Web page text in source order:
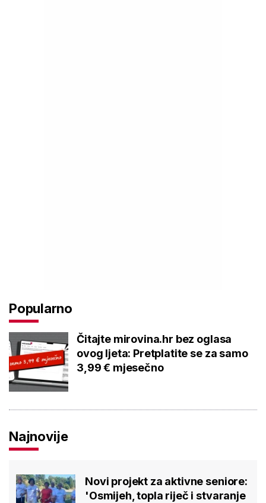
Popularno
Čitajte mirovina.hr bez oglasa
ovog ljeta: Pretplatite se za samo
3,99 € mjesečno
Najnovije
Novi projekt za aktivne seniore:
'Osmijeh, topla riječ i stvaranje